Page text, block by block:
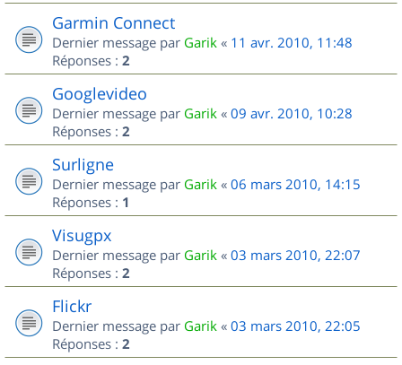
Garmin Connect
Dernier message par Garik « 11 avr. 2010, 11:48
Réponses : 2
Googlevideo
Dernier message par Garik « 09 avr. 2010, 10:28
Réponses : 2
Surligne
Dernier message par Garik « 06 mars 2010, 14:15
Réponses : 1
Visugpx
Dernier message par Garik « 03 mars 2010, 22:07
Réponses : 2
Flickr
Dernier message par Garik « 03 mars 2010, 22:05
Réponses : 2